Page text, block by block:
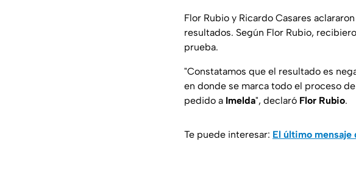
Flor Rubio y Ricardo Casares
resultados. Según Flor Rubio,
prueba.
"Constatamos que el resultado es
en donde se marca todo el proceso
pedido a Imelda", declaró Flor Rubio.
Te puede interesar: El último mensaje